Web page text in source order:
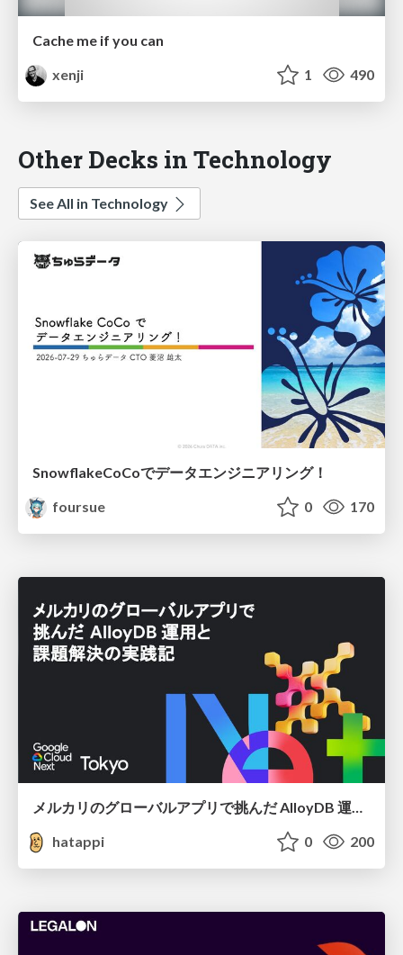
Cache me if you can
xenji
1 490
Other Decks in Technology
See All in Technology
SnowflakeCoCoでデータエンジニアリング！
foursue
0 170
メルカリのグローバルアプリで挑んだ AlloyDB 運用と課題解決の実践記
hatappi
0 200